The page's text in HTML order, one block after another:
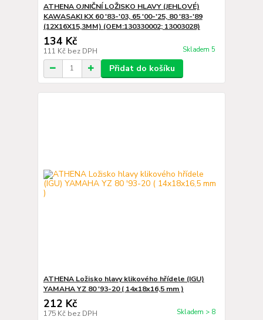
ATHENA OJNIČNÍ LOŽISKO HLAVY (JEHLOVÉ)
KAWASAKI KX 60 '83-'03, 65 '00-'25, 80 '83-'89
(12X16X15,3MM) (OEM:130330002; 13003028)
134 Kč
111 Kč bez DPH Skladem 5
Přidat do košíku
ATHENA Ložisko hlavy klikového hřídele (IGU)
YAMAHA YZ 80 '93-20 ( 14x18x16,5 mm )
212 Kč
175 Kč bez DPH Skladem > 8